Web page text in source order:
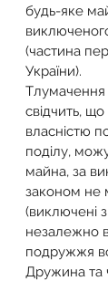
будь-яке
(частина
України).
Тлумачення
свідчить,
власністю
поділу,
майна, за
законом не
(виключені
незалежно
подружжя
Дружина та